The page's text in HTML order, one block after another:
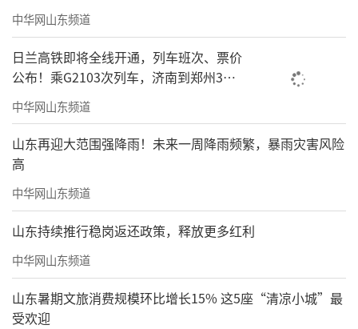
中华网山东频道
日兰高铁即将全线开通，列车班次、票价
公布！乘G2103次列车，济南到郑州3小
时到达
中华网山东频道
山东再迎大范围强降雨！未来一周降雨频繁，暴雨灾害风险
高
中华网山东频道
山东持续推行稳岗返还政策，释放更多红利
中华网山东频道
山东暑期文旅消费规模环比增长15% 这5座“清凉小城”最
受欢迎